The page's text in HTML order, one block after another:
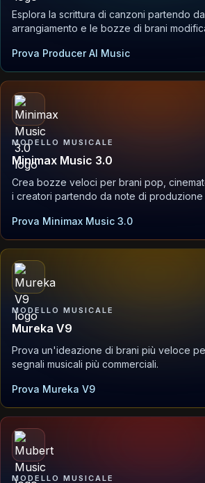
Esplora la scrittura di canzoni partendo
arrangiamento e le bozze di brani
Prova Producer AI Music
MODELLO MUSICALE
Minimax Music 3.0
Crea bozze veloci per brani pop,
i creatori partendo da note di produzione
Prova Minimax Music 3.0
MODELLO MUSICALE
Mureka V9
Prova un'ideazione di brani più veloce
segnali musicali più commerciali.
Prova Mureka V9
MODELLO MUSICALE